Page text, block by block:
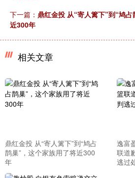
下一篇： 鼎红金投 从“寄人篱下”到“鸠
近300年
相关文章
鼎红金投 从“寄人篱下”到“鸠占
鹊巢”，这个家族用了将近300
年
逸富
联道
逃过